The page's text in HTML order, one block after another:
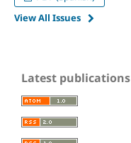
View All Issues
Latest publications